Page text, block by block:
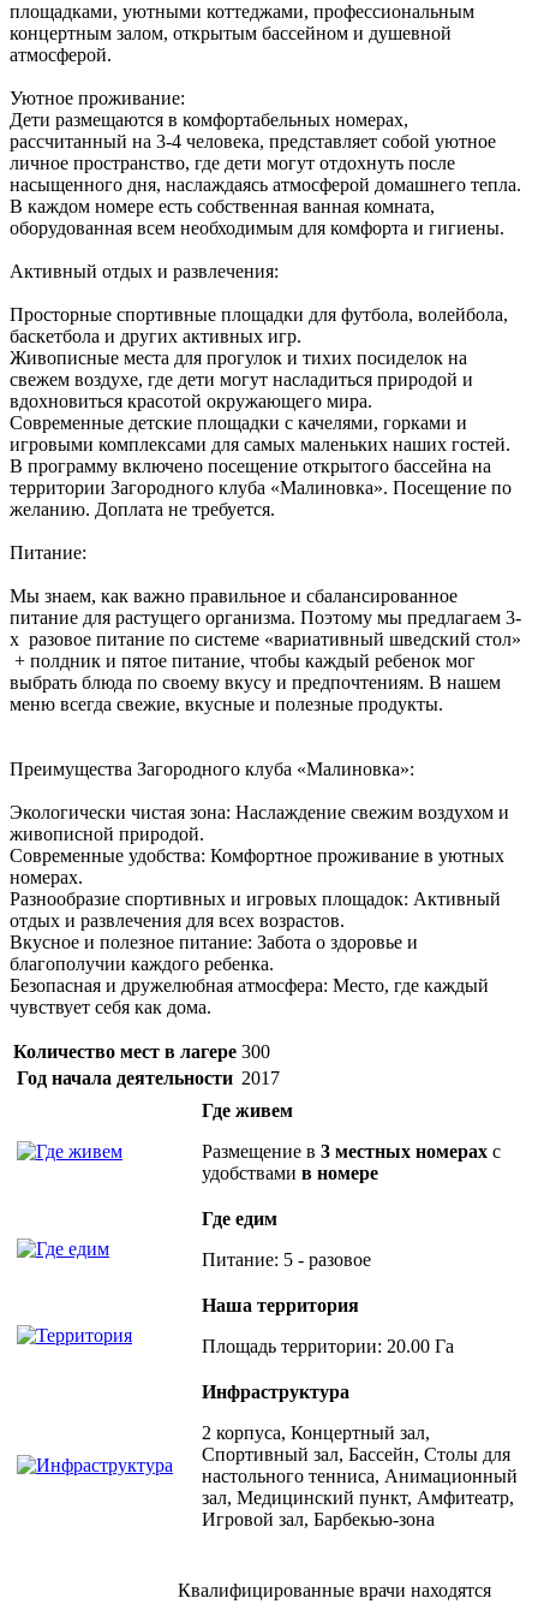
площадками, уютными коттеджами, профессиональным
концертным залом, открытым бассейном и душевной
атмосферой.
Уютное проживание:
Дети размещаются в комфортабельных номерах,
рассчитанный на 3-4 человека, представляет собой уютное
личное пространство, где дети могут отдохнуть после
насыщенного дня, наслаждаясь атмосферой домашнего тепла.
В каждом номере есть собственная ванная комната,
оборудованная всем необходимым для комфорта и гигиены.
Активный отдых и развлечения:
Просторные спортивные площадки для футбола, волейбола,
баскетбола и других активных игр.
Живописные места для прогулок и тихих посиделок на
свежем воздухе, где дети могут насладиться природой и
вдохновиться красотой окружающего мира.
Современные детские площадки с качелями, горками и
игровыми комплексами для самых маленьких наших гостей.
В программу включено посещение открытого бассейна на
территории Загородного клуба «Малиновка». Посещение по
желанию. Доплата не требуется.
Питание:
Мы знаем, как важно правильное и сбалансированное
питание для растущего организма. Поэтому мы предлагаем 3-
х разовое питание по системе «вариативный шведский стол»
+ полдник и пятое питание, чтобы каждый ребенок мог
выбрать блюда по своему вкусу и предпочтениям. В нашем
меню всегда свежие, вкусные и полезные продукты.
Преимущества Загородного клуба «Малиновка»:
Экологически чистая зона: Наслаждение свежим воздухом и
живописной природой.
Современные удобства: Комфортное проживание в уютных
номерах.
Разнообразие спортивных и игровых площадок: Активный
отдых и развлечения для всех возрастов.
Вкусное и полезное питание: Забота о здоровье и
благополучии каждого ребенка.
Безопасная и дружелюбная атмосфера: Место, где каждый
чувствует себя как дома.
Количество мест в лагере 300
Год начала деятельности 2017
Где живем
Размещение в 3 местных номерах с
удобствами в номере
Где едим
Питание: 5 - разовое
Наша территория
Площадь территории: 20.00 Га
Инфраструктура
2 корпуса, Концертный зал,
Спортивный зал, Бассейн, Столы для
настольного тенниса, Анимационный
зал, Медицинский пункт, Амфитеатр,
Игровой зал, Барбекью-зона
Квалифицированные врачи находятся